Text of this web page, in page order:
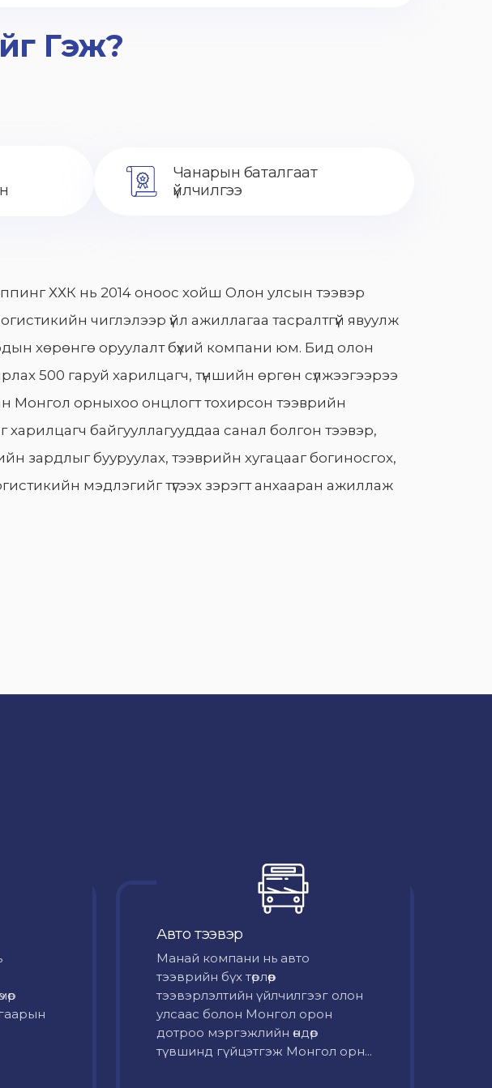
Гэж?
Чанарын баталгаат
үйлчилгээ
ХХК нь 2014 оноос хойш Олон улсын тээвэр
чиглэлээр үйл ажиллагаа тасралтгүй явуулж
хөрөнгө оруулалт бүхий компани юм. Бид олон
500 гаруй харилцагч, түншийн өргөн сүлжээгээрээ
Монгол орныхоо онцлогт тохирсон тээврийн
байгууллагууддаа санал болгон тээвэр,
зардлыг бууруулах, тээврийн хугацааг богиносгох,
мэдлэгийг түгээх зэрэгт анхааран ажиллаж
Авто тээвэр
Mанай компани нь авто
тээврийн бүх төрлөөр
тээвэрлэлтийн үйлчилгээг олон
улсаас болон Монгол орон
дотроо мэргэжлийн өндөр
түвшинд гүйцэтгэж Монгол орн...